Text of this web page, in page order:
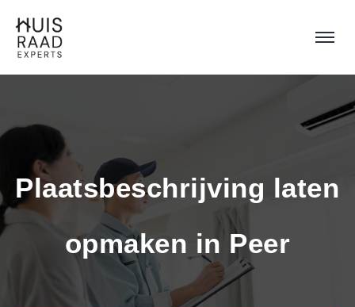
Plaatsbeschrijving laten
opmaken in Peer